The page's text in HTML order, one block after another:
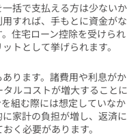
括で支払える方は少ないか
すれば、手もとに資金がな
住宅ローン控除を受けられ
トとして挙げられます。
ります。諸費用や利息がか
ルコストが増大することに
組む際には想定していなか
家計の負担が増し、返済に
く必要があります。